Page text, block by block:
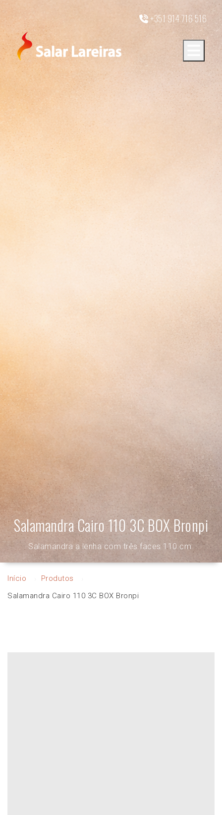
+351 914 716 516
Salamandra Cairo 110 3C BOX Bronpi
Salamandra a lenha com três faces 110 cm.
Início
Produtos
Salamandra Cairo 110 3C BOX Bronpi